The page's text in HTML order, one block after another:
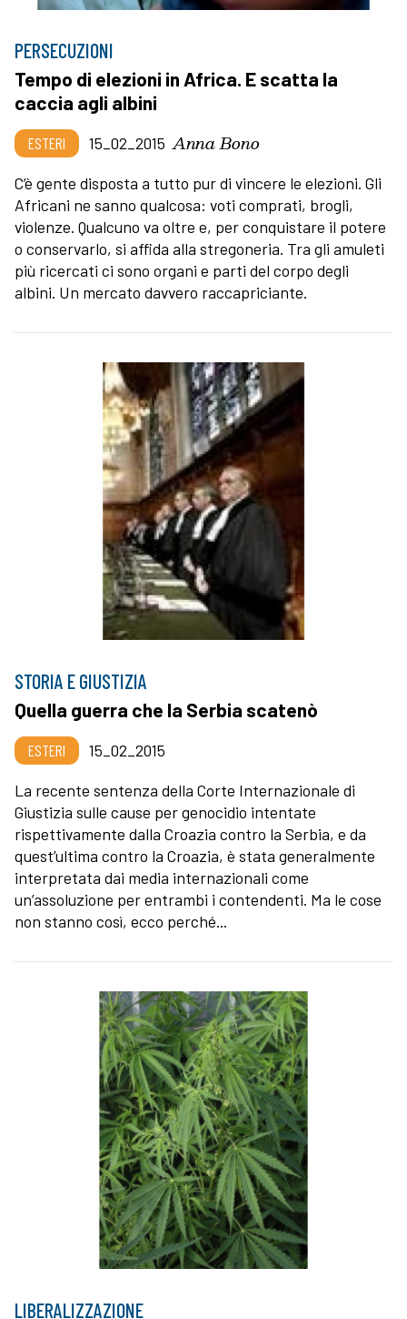
PERSECUZIONI
Tempo di elezioni in Africa. E scatta la
caccia agli albini
ESTERI 15_02_2015 Anna Bono
C’è gente disposta a tutto pur di vincere le elezioni. Gli
Africani ne sanno qualcosa: voti comprati, brogli,
violenze. Qualcuno va oltre e, per conquistare il potere
o conservarlo, si affida alla stregoneria. Tra gli amuleti
più ricercati ci sono organi e parti del corpo degli
albini. Un mercato davvero raccapriciante.
STORIA E GIUSTIZIA
Quella guerra che la Serbia scatenò
ESTERI
15_02_2015
La recente sentenza della Corte Internazionale di
Giustizia sulle cause per genocidio intentate
rispettivamente dalla Croazia contro la Serbia, e da
quest’ultima contro la Croazia, è stata generalmente
interpretata dai media internazionali come
un’assoluzione per entrambi i contendenti. Ma le cose
non stanno così, ecco perché...
LIBERALIZZAZIONE